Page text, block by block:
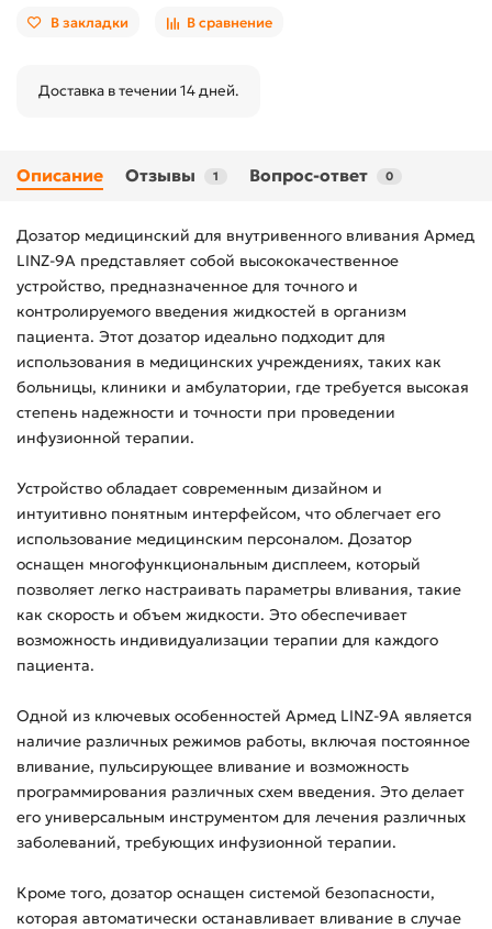
В закладки В сравнение
Доставка в течении 14 дней.
Описание Отзывы 1 Вопрос-ответ 0
Дозатор медицинский для внутривенного вливания Армед
LINZ-9A представляет собой высококачественное
устройство, предназначенное для точного и
контролируемого введения жидкостей в организм
пациента. Этот дозатор идеально подходит для
использования в медицинских учреждениях, таких как
больницы, клиники и амбулатории, где требуется высокая
степень надежности и точности при проведении
инфузионной терапии.
Устройство обладает современным дизайном и
интуитивно понятным интерфейсом, что облегчает его
использование медицинским персоналом. Дозатор
оснащен многофункциональным дисплеем, который
позволяет легко настраивать параметры вливания, такие
как скорость и объем жидкости. Это обеспечивает
возможность индивидуализации терапии для каждого
пациента.
Одной из ключевых особенностей Армед LINZ-9A является
наличие различных режимов работы, включая постоянное
вливание, пульсирующее вливание и возможность
программирования различных схем введения. Это делает
его универсальным инструментом для лечения различных
заболеваний, требующих инфузионной терапии.
Кроме того, дозатор оснащен системой безопасности,
которая автоматически останавливает вливание в случае